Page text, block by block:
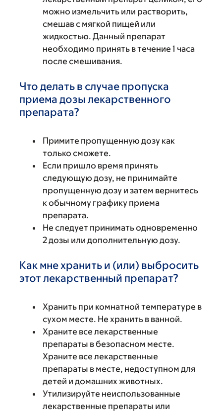
можно измельчить или растворить,
смешав с мягкой пищей или
жидкостью. Данный препарат
необходимо принять в течение 1 часа
после смешивания.
Что делать в случае пропуска
приема дозы лекарственного
препарата?
Примите пропущенную дозу как
только сможете.
Если пришло время принять
следующую дозу, не принимайте
пропущенную дозу и затем вернитесь
к обычному графику приема
препарата.
Не следует принимать одновременно
2 дозы или дополнительную дозу.
Как мне хранить и (или) выбросить
этот лекарственный препарат?
Хранить при комнатной температуре в
сухом месте. Не хранить в ванной.
Храните все лекарственные
препараты в безопасном месте.
Храните все лекарственные
препараты в месте, недоступном для
детей и домашних животных.
Утилизируйте неиспользованные
лекарственные препараты или